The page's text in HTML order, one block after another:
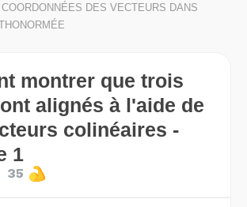
DES VECTEURS DANS
montrer que trois
alignés à l'aide de
colinéaires -
1
35